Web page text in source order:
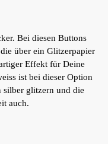
Bei diesen Buttons
über ein Glitzerpapier
Effekt für Deine
ist bei dieser Option
silber glitzern und die
auch.